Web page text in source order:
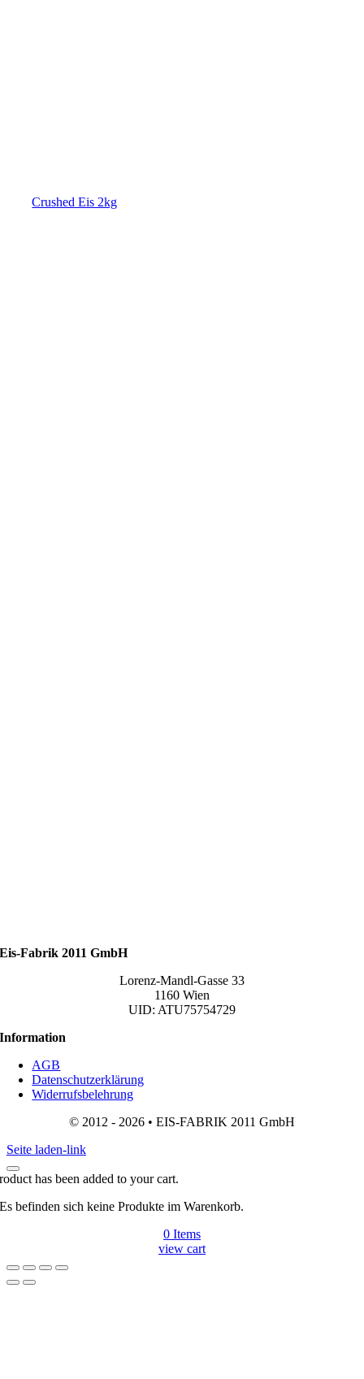
Crushed Eis 2kg
Eis-Fabrik 2011 GmbH
Lorenz-Mandl-Gasse 33
1160 Wien
UID: ATU75754729
Information
AGB
Datenschutzerklärung
Widerrufsbelehrung
© 2012 - 2026 • EIS-FABRIK 2011 GmbH
Seite laden-link
has been added to your cart.
Es befinden sich keine Produkte im Warenkorb.
0 Items
view cart